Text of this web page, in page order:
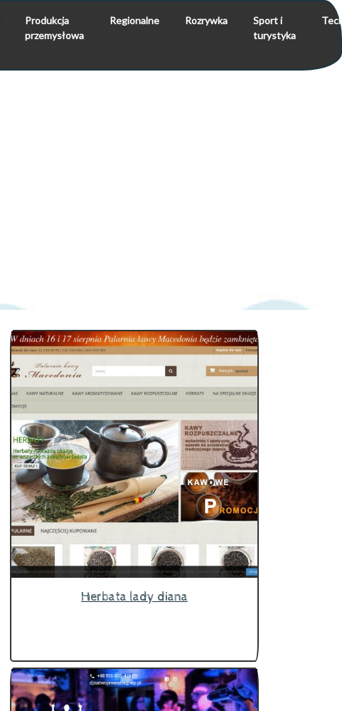
Produkcja
przemysłowa
Regionalne Rozrywka
Sport i
turystyka
Herbata lady diana